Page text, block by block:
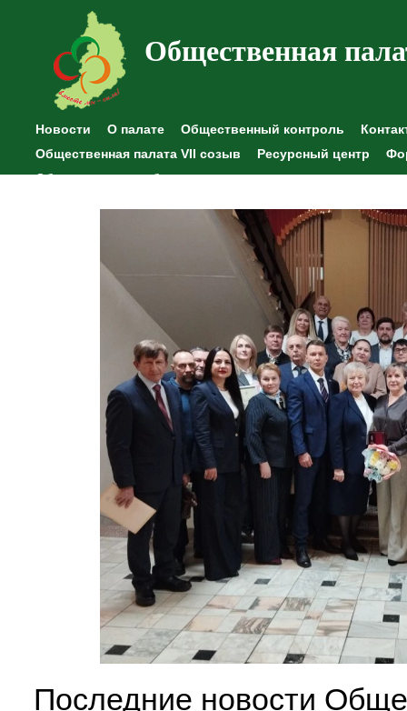
Общественная
Новости О палате Общественный контроль
Общественная палата VII созыв
Ресурсный центр
Общественные наблюдения
Последние новости